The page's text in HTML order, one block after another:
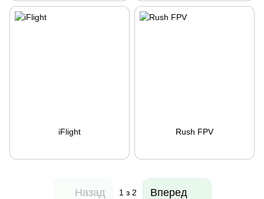
iFlight Rush FPV
Назад 1 з 2 Вперед